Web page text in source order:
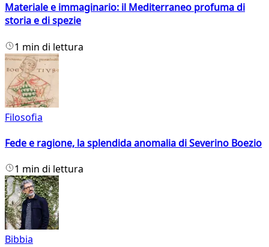
Materiale e immaginario: il Mediterraneo profuma di
storia e di spezie
1 min di lettura
Filosofia
Fede e ragione, la splendida anomalia di Severino Boezio
1 min di lettura
Bibbia